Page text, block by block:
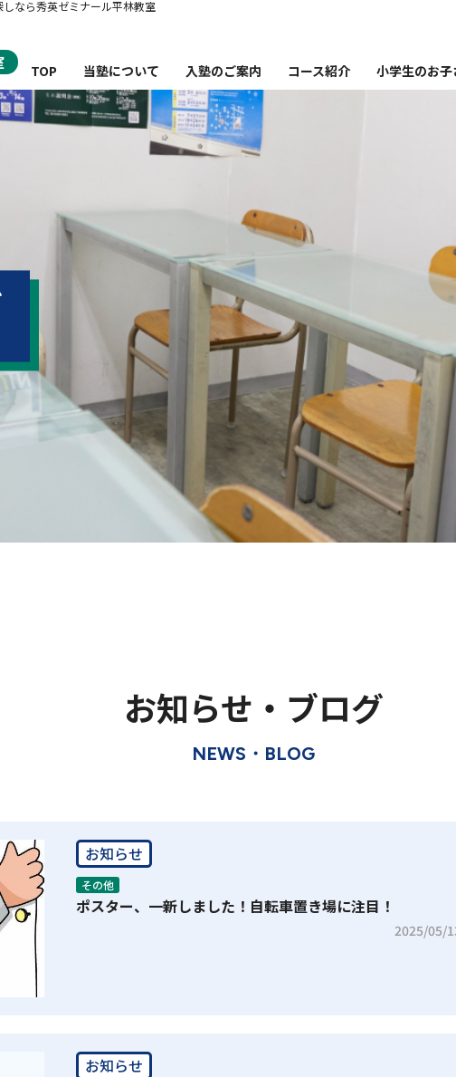
なら秀英ゼミナール平林教室
TOP
当塾について
塾概要
卒業生・保護者の声
入塾のご案内
コース紹介
コース紹介・時間割・料金
小学生のお
小学生の
塾通い
お知らせ・ブログ
NEWS・BLOG
お知らせ
その他
ポスター、一新しました！自転車置き場に注目！
2025/05/
お知らせ